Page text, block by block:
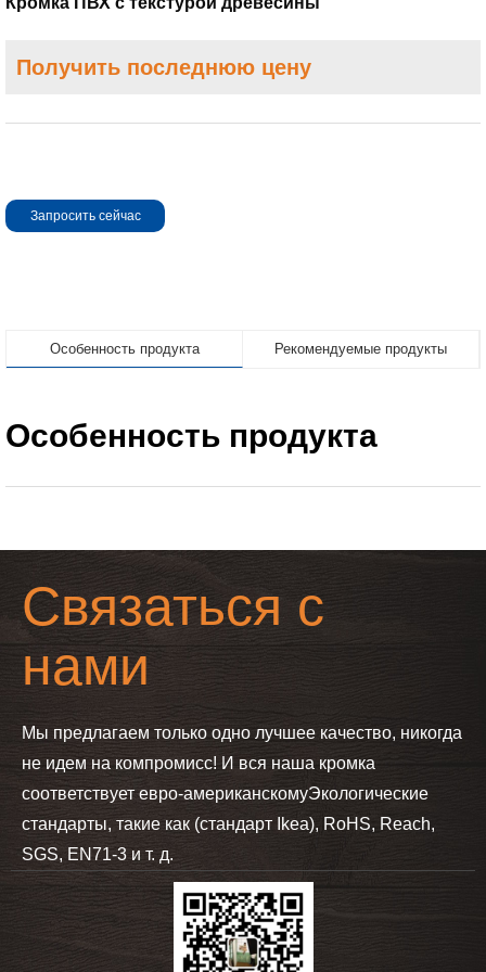
Получить последнюю цену
Запросить сейчас
Особенность продукта Рекомендуемые продукты
Особенность продукта
Связаться с
нами
Мы предлагаем только одно лучшее качество, никогда
не идем на компромисс! И вся наша кромка
соответствует евро-американскомуЭкологические
стандарты, такие как (стандарт Ikea), RoHS, Reach,
SGS, EN71-3 и т. д.